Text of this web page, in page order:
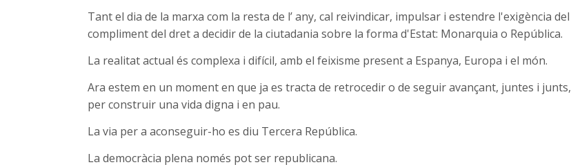
Tant el dia de la marxa com la resta de l’ any, cal reivindicar, impulsar i estendre l'exigència del
compliment del dret a decidir de la ciutadania sobre la forma d'Estat: Monarquia o República.
La realitat actual és complexa i difícil, amb el feixisme present a Espanya, Europa i el món.
Ara estem en un moment en que ja es tracta de retrocedir o de seguir avançant, juntes i junts,
per construir una vida digna i en pau.
La via per a aconseguir-ho es diu Tercera República.
La democràcia plena només pot ser republicana.